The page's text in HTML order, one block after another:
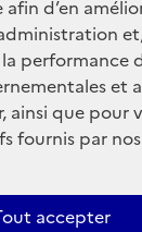
d’en
performance
et
ainsi que pour
fournis par
accepter